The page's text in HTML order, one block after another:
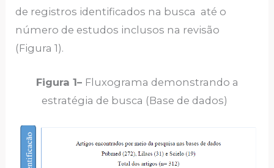
de registros identificados na busca até o
número de estudos inclusos na revisão
(Figura 1).
Figura 1– Fluxograma demonstrando a
estratégia de busca (Base de dados)